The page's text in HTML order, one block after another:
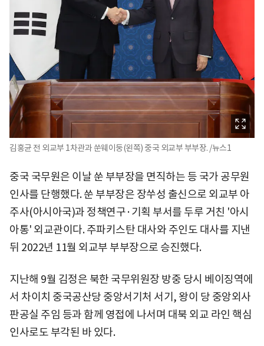
김홍균 전 외교부 1차관과 쑨웨이둥(왼쪽) 중국 외교부 부부장. /뉴스1
중국 국무원은 이날 쑨 부부장을 면직하는 등 국가 공무원
인사를 단행했다. 쑨 부부장은 장쑤성 출신으로 외교부 아
주사(아시아국)과 정책연구·기획 부서를 두루 거친 '아시
아통' 외교관이다. 주파키스탄 대사와 주인도 대사를 지낸
뒤 2022년 11월 외교부 부부장으로 승진했다.
지난해 9월 김정은 북한 국무위원장 방중 당시 베이징역에
서 차이치 중국공산당 중앙서기처 서기, 왕이 당 중앙외사
판공실 주임 등과 함께 영접에 나서며 대북 외교 라인 핵심
인사로도 부각된 바 있다.